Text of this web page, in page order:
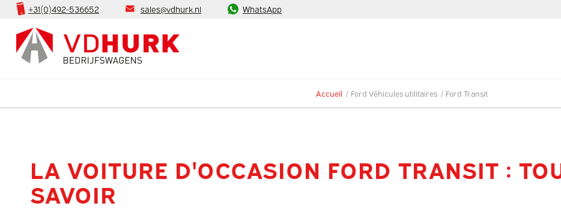
+31(0)492-536652 sales@vdhurk.nl WhatsApp
Accueil / Ford Véhicules utilitaires / Ford Transit
LA VOITURE D'OCCASION FORD TRANSIT :
SAVOIR